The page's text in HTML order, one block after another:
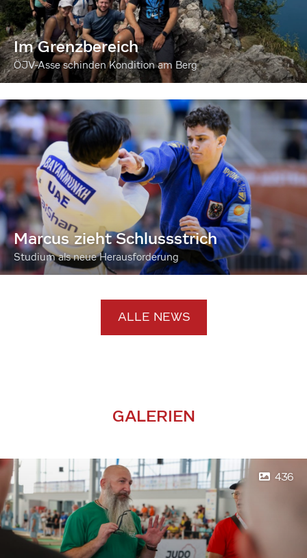
Im Grenzbereich
ÖJV-Asse schinden Kondition am Berg
Marcus zieht Schlussstrich
Studium als neue Herausforderung
ALLE NEWS
GALERIEN
436